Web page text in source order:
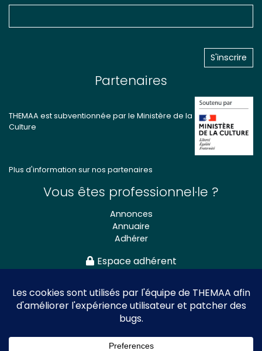
Partenaires
THEMAA est subventionnée par le Ministère de la
Culture
Plus d'information sur nos partenaires
Vous êtes professionnel·le ?
Annonces
Annuaire
Adhérer
Espace adhérent